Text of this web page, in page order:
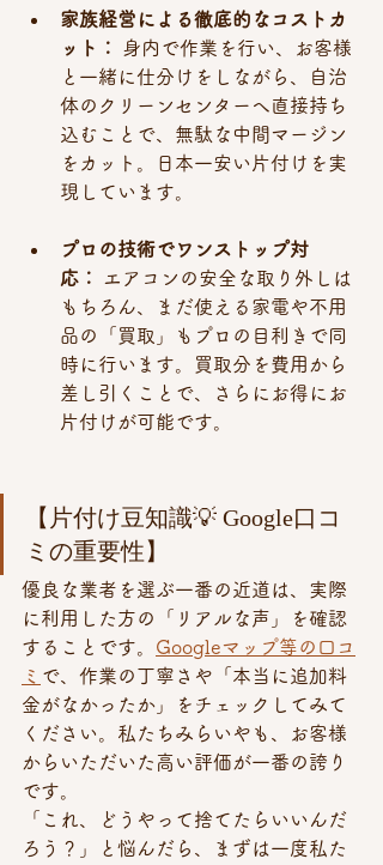
家族経営による徹底的なコストカ
ット：
身内で作業を行い、お客様
と一緒に仕分けをしながら、自治
体のクリーンセンターへ直接持ち
込むことで、無駄な中間マージン
をカット。日本一安い片付けを実
現しています。
プロの技術でワンストップ対
応：
エアコンの安全な取り外しは
もちろん、まだ使える家電や不用
品の「買取」もプロの目利きで同
時に行います。買取分を費用から
差し引くことで、さらにお得にお
片付けが可能です。
【片付け豆知識💡 Google口コ
ミの重要性】
優良な業者を選ぶ一番の近道は、実際
に利用した方の「リアルな声」を確認
することです。 Googleマップ等の口コ
ミ で、作業の丁寧さや「本当に追加料
金がなかったか」をチェックしてみて
ください。私たちみらいやも、お客様
からいただいた高い評価が一番の誇り
です。
「これ、どうやって捨てたらいいんだ
ろう？」と悩んだら、まずは一度私た